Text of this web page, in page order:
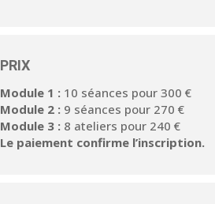
PRIX
Module 1 : 10 séances pour 300 €
Module 2 : 9 séances pour 270 €
Module 3 : 8 ateliers pour 240 €
Le paiement confirme l’inscription.